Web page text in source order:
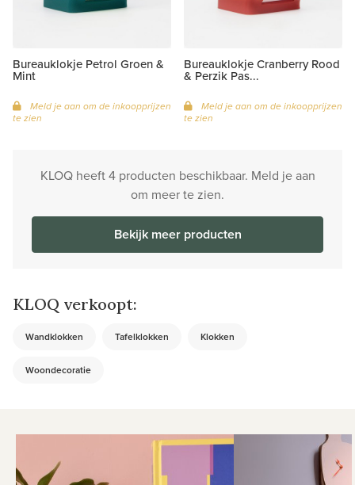
Bureauklokje Petrol Groen &
Mint
Meld je aan om de inkoopprijzen
te zien
Bureauklokje Cranberry Rood
& Perzik Pas...
Meld je aan om de inkoopprijzen
te zien
KLOQ heeft 4 producten beschikbaar. Meld je aan
om meer te zien.
Bekijk meer producten
KLOQ verkoopt:
Wandklokken Tafelklokken Klokken
Woondecoratie